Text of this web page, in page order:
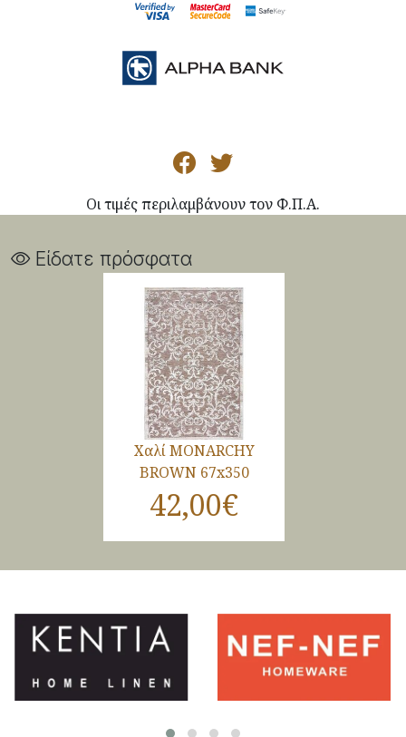
Οι τιμές περιλαμβάνουν τον Φ.Π.Α.
Είδατε πρόσφατα
Χαλί MONARCHY
BROWN 67x350
42,00€